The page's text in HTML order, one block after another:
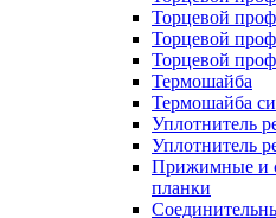
Торцевой
Торцевой
Торцевой
Термошайба
Термошайба
Уплотнитель
Уплотнитель
Прижимные и
планки